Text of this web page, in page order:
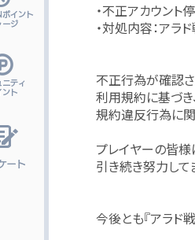
・不正アカウント
・対処内容：アラ
不正行為が確認
利用規約に基づき
規約違反行為に関
プレイヤーの皆様
引き続き努力して
今後とも『アラド